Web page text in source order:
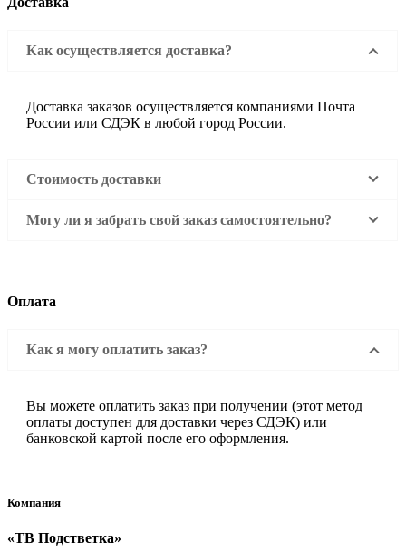
Как осуществляется доставка?
Доставка заказов осуществляется компаниями Почта
России или СДЭК в любой город России.
Стоимость доставки
Могу ли я забрать свой заказ самостоятельно?
Оплата
Как я могу оплатить заказ?
Вы можете оплатить заказ при получении (этот метод
оплаты доступен для доставки через СДЭК) или
банковской картой после его оформления.
Компания
«ТВ Подстветка»